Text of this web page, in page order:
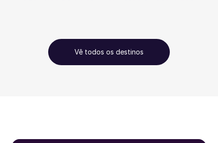
Vê todos os destinos